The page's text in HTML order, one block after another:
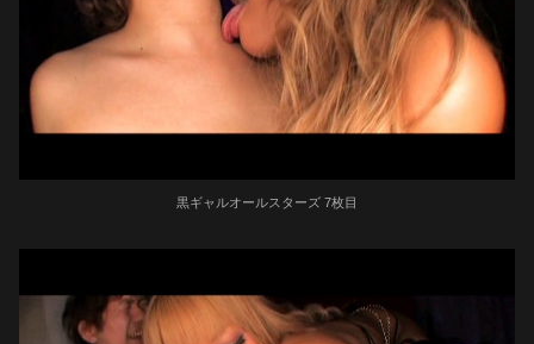
黒ギャルオールスターズ 7枚目